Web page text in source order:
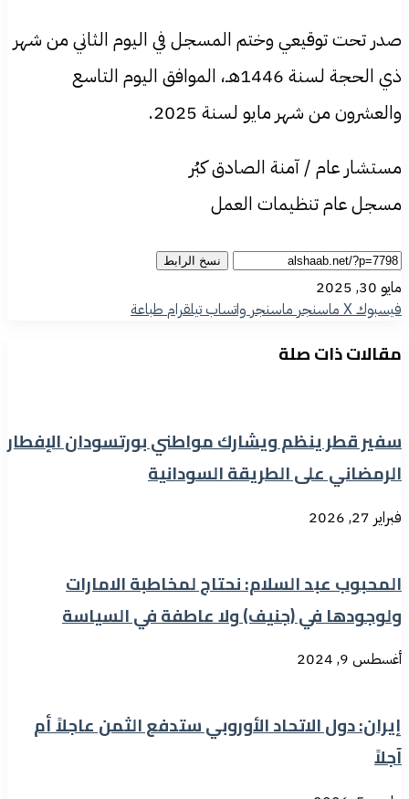
صدر تحت توقيعي وختم المسجل في اليوم الثاني من شهر
ذي الحجة لسنة 1446هـ، الموافق اليوم التاسع
والعشرون من شهر مايو لسنة 2025.
مستشار عام / آمنة الصادق كبُر
مسجل عام تنظيمات العمل
نسخ الرابط
مايو 30, 2025
فيسبوك‫Xماسنجر ماسنجر واتسابتيلقرامطباعة
مقالات ذات صلة
سفير قطر ينظم ويشارك مواطني بورتسودان الإفطار
الرمضاني على الطريقة السودانية
فبراير 27, 2026
المحبوب عبد السلام: نحتاج لمخاطبة الامارات
ولوجودها في (جنيف) ولا عاطفة في السياسة
أغسطس 9, 2024
إيران: دول الاتحاد الأوروبي ستدفع الثمن عاجلاً أم
آجلاً